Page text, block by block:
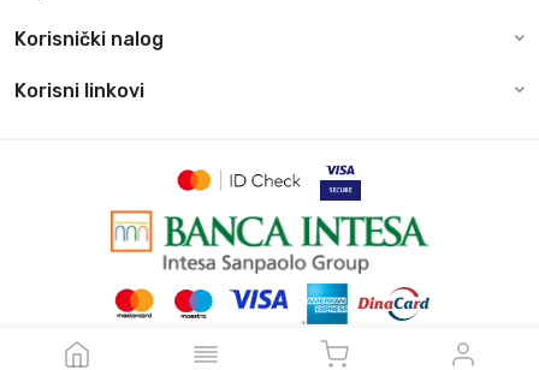
Korisnički nalog
Korisni linkovi
© Sva prava zadržava pcboomboom.rs, 2026